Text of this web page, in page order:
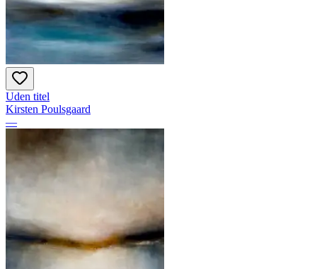
Uden titel
Kirsten Poulsgaard
—